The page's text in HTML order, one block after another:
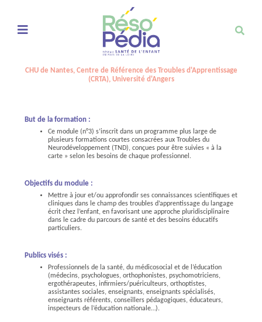
Ouvrir le menu de navigation mobile
CHU de Nantes, Centre de Référence des Troubles d'Apprentissage
(CRTA), Université d'Angers
But de la formation :
Ce module (n°3) s’inscrit dans un programme plus large de
plusieurs formations courtes consacrées aux Troubles du
Neurodéveloppement (TND), conçues pour être suivies « à la
carte » selon les besoins de chaque professionnel.
Objectifs du module :
Mettre à jour et/ou approfondir ses connaissances scientifiques et
cliniques dans le champ des troubles d’apprentissage du langage
écrit chez l’enfant, en favorisant une approche pluridisciplinaire
dans le cadre du parcours de santé et des besoins éducatifs
particuliers.
Publics visés :
Professionnels de la santé, du médicosocial et de l’éducation
(médecins, psychologues, orthophonistes, psychomotriciens,
ergothérapeutes, infirmiers/puériculteurs, orthoptistes,
assistantes sociales, enseignants, enseignants spécialisés,
enseignants référents, conseillers pédagogiques, éducateurs,
inspecteurs de l’éducation nationale…).